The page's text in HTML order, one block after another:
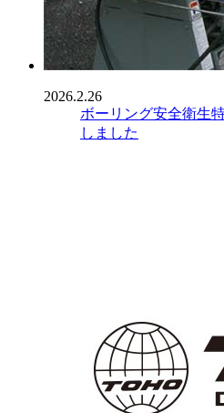
2026.2.26
ボーリング安全衛生
しました